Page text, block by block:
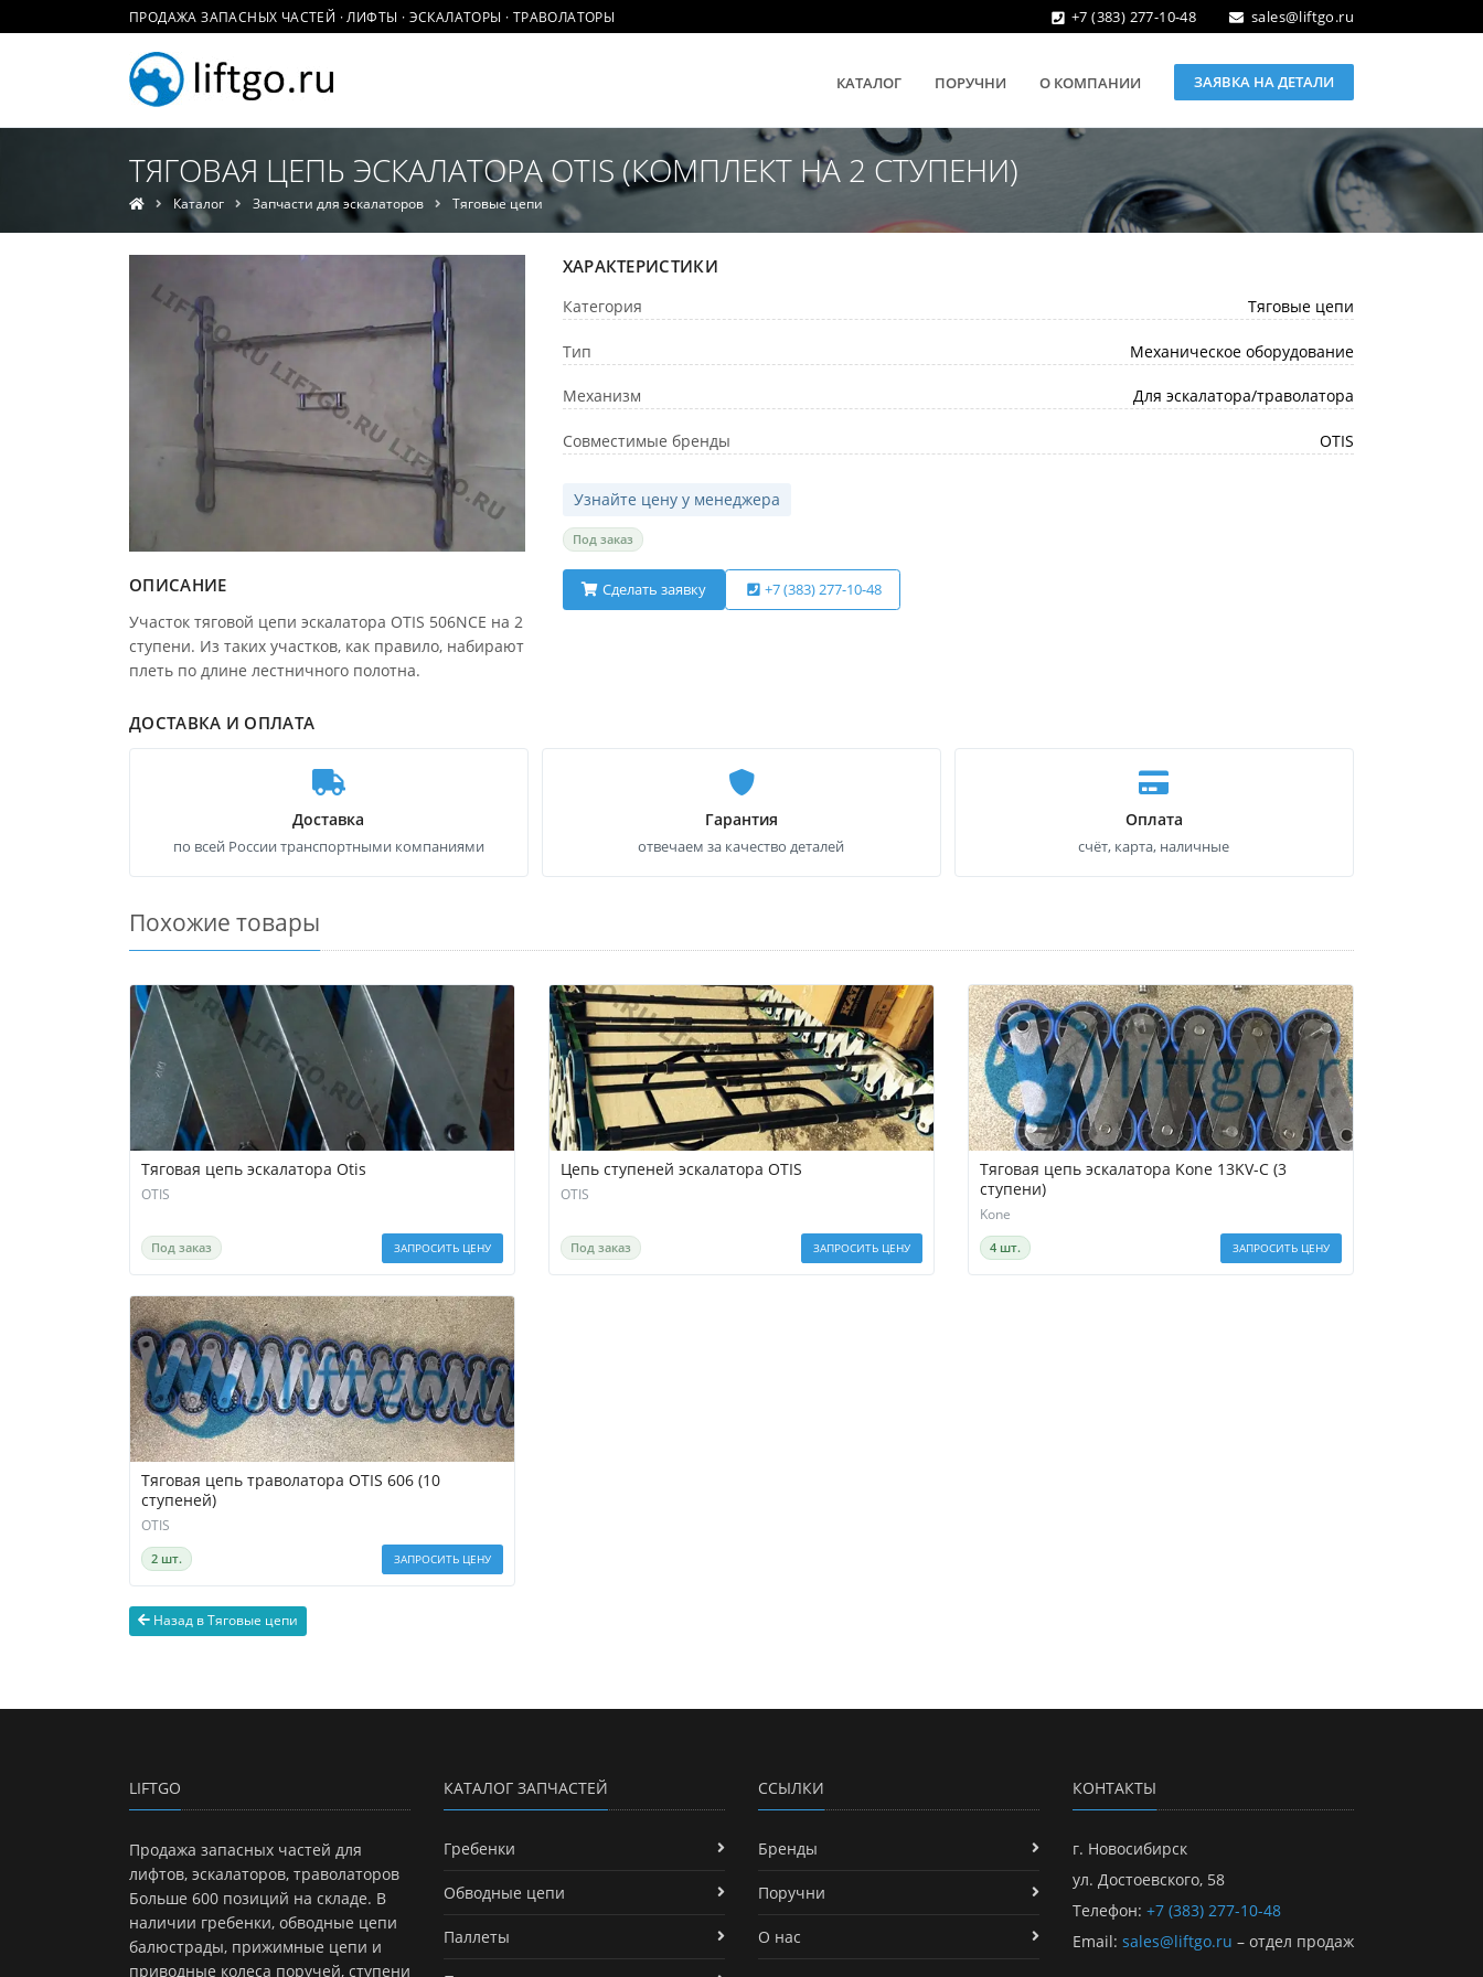
ПРОДАЖА ЗАПАСНЫХ ЧАСТЕЙ · ЛИФТЫ · ЭСКАЛАТОРЫ · ТРАВОЛАТОРЫ +7 (383) 277-10-48 sales@liftgo.ru
КАТАЛОГ ПОРУЧНИ О КОМПАНИИ ЗАЯВКА НА ДЕТАЛИ
ТЯГОВАЯ ЦЕПЬ ЭСКАЛАТОРА OTIS (КОМПЛЕКТ НА 2 СТУПЕНИ)
Каталог Запчасти для эскалаторов Тяговые цепи
ХАРАКТЕРИСТИКИ
Категория Тяговые цепи
Тип Механическое оборудование
Механизм Для эскалатора/траволатора
Совместимые бренды OTIS
Узнайте цену у менеджера
Под заказ
Сделать заявку +7 (383) 277-10-48
ДОСТАВКА И ОПЛАТА
Доставка
по всей России транспортными компаниями
Гарантия
отвечаем за качество деталей
Оплата
счёт, карта, наличные
ОПИСАНИЕ
Участок тяговой цепи эскалатора OTIS 506NCE на 2
ступени. Из таких участков, как правило, набирают
плеть по длине лестничного полотна.
Назад в Тяговые цепи
Похожие товары
Тяговая цепь эскалатора Otis
OTIS
Под заказ ЗАПРОСИТЬ ЦЕНУ
Цепь ступеней эскалатора OTIS
OTIS
Под заказ ЗАПРОСИТЬ ЦЕНУ
Тяговая цепь эскалатора Kone 13KV-C (3
ступени)
Kone
4 шт. ЗАПРОСИТЬ ЦЕНУ
Тяговая цепь траволатора OTIS 606 (10
ступеней)
OTIS
2 шт. ЗАПРОСИТЬ ЦЕНУ
LIFTGO
Продажа запасных частей для
лифтов, эскалаторов, траволаторов
Больше 600 позиций на складе. В
наличии гребенки, обводные цепи
балюстрады, прижимные цепи и
приводные колеса поручей, ступени
КАТАЛОГ ЗАПЧАСТЕЙ
Гребенки
Обводные цепи
Паллеты
ССЫЛКИ
Бренды
Поручни
О нас
КОНТАКТЫ
г. Новосибирск
ул. Достоевского, 58
Телефон: +7 (383) 277-10-48
Email: sales@liftgo.ru – отдел продаж